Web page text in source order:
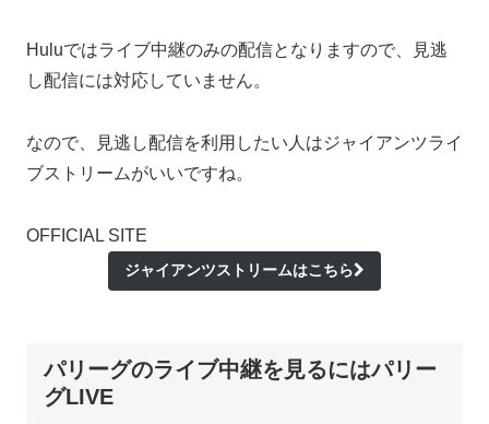
Huluではライブ中継のみの配信となりますので、見逃
し配信には対応していません。
なので、
見逃し配信を利用したい人はジャイアンツライ
ブストリームがいいですね。
OFFICIAL SITE
ジャイアンツストリームはこちら
パリーグのライブ中継を見るにはパリー
グLIVE